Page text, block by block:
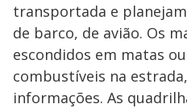
transportada e
de barco, de avião. Os
escondidos em matas
combustíveis na
informações. As